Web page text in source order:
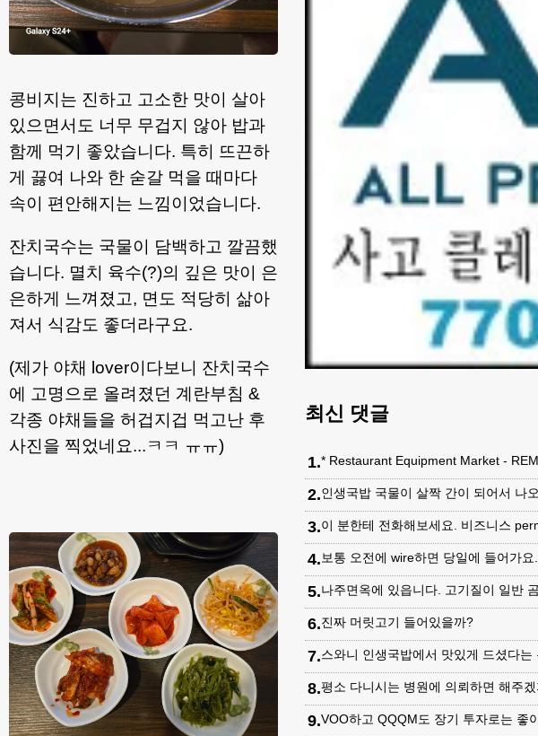
콩비지는 진하고 고소한 맛이 살아
있으면서도 너무 무겁지 않아 밥과
함께 먹기 좋았습니다. 특히 뜨끈하
게 끓여 나와 한 숟갈 먹을 때마다
속이 편안해지는 느낌이었습니다.
잔치국수는 국물이 담백하고 깔끔했
습니다. 멸치 육수(?)의 깊은 맛이 은
은하게 느껴졌고, 면도 적당히 삶아
져서 식감도 좋더라구요.
(제가 야채 lover이다보니 잔치국수
에 고명으로 올려졌던 계란부침 &
각종 야채들을 허겁지겁 먹고난 후
사진을 찍었네요...ㅋㅋ ㅠㅠ)
최신 댓글
1.* Restaurant Equipment Market -
2.인생국밥 국물이 살짝 간이 되어서 나
3.이 분한테 전화해보세요. 비즈니스
4.보통 오전에 wire하면 당일에 들어가
5.나주면옥에 있읍니다. 고기질이 일반
6.진짜 머릿고기 들어있을까?
7.스와니 인생국밥에서 맛있게 드셨다
8.평소 다니시는 병원에 의뢰하면 해주
9.VOO하고 QQQM도 장기 투자로는 좋